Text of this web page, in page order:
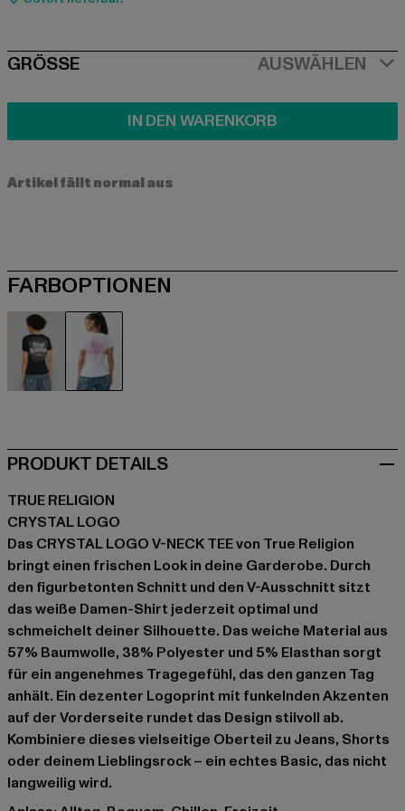
SIZE
GRÖSSE AUSWÄHLEN
IN DEN WARENKORB
Artikel fällt normal aus
FARBOPTIONEN
PRODUKT DETAILS
TRUE RELIGION
CRYSTAL LOGO
Das CRYSTAL LOGO V-NECK TEE von True Religion
bringt einen frischen Look in deine Garderobe. Durch
den figurbetonten Schnitt und den V-Ausschnitt sitzt
das weiße Damen-Shirt jederzeit optimal und
schmeichelt deiner Silhouette. Das weiche Material aus
57% Baumwolle, 38% Polyester und 5% Elasthan sorgt
für ein angenehmes Tragegefühl, das den ganzen Tag
anhält. Ein dezenter Logoprint mit funkelnden Akzenten
auf der Vorderseite rundet das Design stilvoll ab.
Kombiniere dieses vielseitige Oberteil zu Jeans, Shorts
oder deinem Lieblingsrock – ein echtes Basic, das nicht
langweilig wird.